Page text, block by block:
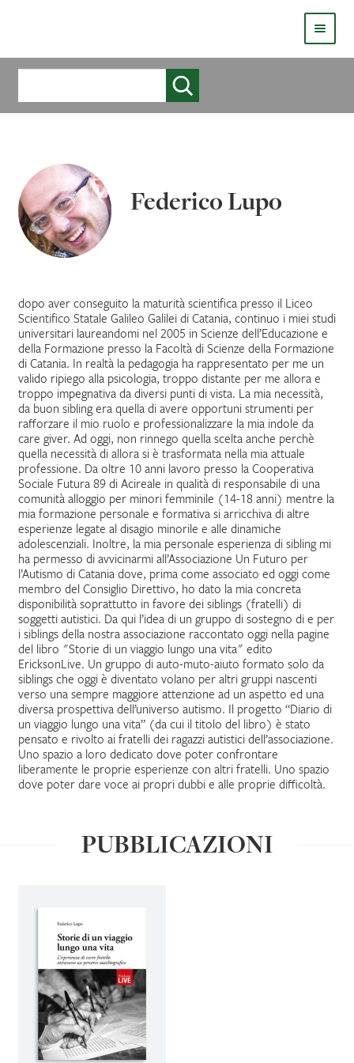
HOMEPAGE
COS’È LIVE
COME ACQUISTARE UN LIBRO ERICKSONLIVE?
VIDEO
IL MIO PROFILO
Federico Lupo
dopo aver conseguito la maturità scientifica presso il Liceo
Scientifico Statale Galileo Galilei di Catania, continuo i miei studi
universitari laureandomi nel 2005 in Scienze dell’Educazione e
della Formazione presso la Facoltà di Scienze della Formazione
di Catania. In realtà la pedagogia ha rappresentato per me un
valido ripiego alla psicologia, troppo distante per me allora e
troppo impegnativa da diversi punti di vista. La mia necessità,
da buon sibling era quella di avere opportuni strumenti per
rafforzare il mio ruolo e professionalizzare la mia indole da
care giver. Ad oggi, non rinnego quella scelta anche perchè
quella necessità di allora si è trasformata nella mia attuale
professione. Da oltre 10 anni lavoro presso la Cooperativa
Sociale Futura 89 di Acireale in qualità di responsabile di una
comunità alloggio per minori femminile (14-18 anni) mentre la
mia formazione personale e formativa si arricchiva di altre
esperienze legate al disagio minorile e alle dinamiche
adolescenziali. Inoltre, la mia personale esperienza di sibling mi
ha permesso di avvicinarmi all’Associazione Un Futuro per
l’Autismo di Catania dove, prima come associato ed oggi come
membro del Consiglio Direttivo, ho dato la mia concreta
disponibilità soprattutto in favore dei siblings (fratelli) di
soggetti autistici. Da qui l’idea di un gruppo di sostegno di e per
i siblings della nostra associazione raccontato oggi nella pagine
del libro "Storie di un viaggio lungo una vita" edito
EricksonLive. Un gruppo di auto-muto-aiuto formato solo da
siblings che oggi è diventato volano per altri gruppi nascenti
verso una sempre maggiore attenzione ad un aspetto ed una
diversa prospettiva dell’universo autismo. Il progetto “Diario di
un viaggio lungo una vita” (da cui il titolo del libro) è stato
pensato e rivolto ai fratelli dei ragazzi autistici dell’associazione.
Uno spazio a loro dedicato dove poter confrontare
liberamente le proprie esperienze con altri fratelli. Uno spazio
dove poter dare voce ai propri dubbi e alle proprie difficoltà.
PUBBLICAZIONI